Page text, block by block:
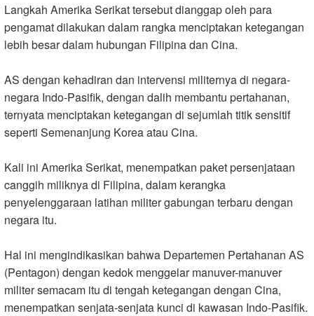
Langkah Amerika Serikat tersebut dianggap oleh para
pengamat dilakukan dalam rangka menciptakan ketegangan
lebih besar dalam hubungan Filipina dan Cina.
AS dengan kehadiran dan intervensi militernya di negara-
negara Indo-Pasifik, dengan dalih membantu pertahanan,
ternyata menciptakan ketegangan di sejumlah titik sensitif
seperti Semenanjung Korea atau Cina.
Kali ini Amerika Serikat, menempatkan paket persenjataan
canggih miliknya di Filipina, dalam kerangka
penyelenggaraan latihan militer gabungan terbaru dengan
negara itu.
Hal ini mengindikasikan bahwa Departemen Pertahanan AS
(Pentagon) dengan kedok menggelar manuver-manuver
militer semacam itu di tengah ketegangan dengan Cina,
menempatkan senjata-senjata kunci di kawasan Indo-Pasifik.